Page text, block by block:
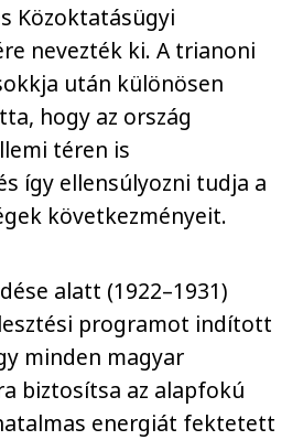
Közoktatásügyi
nevezték ki. A trianoni
után különösen
hogy az ország
téren is
így ellensúlyozni tudja a
következményeit.
alatt (1922–1931)
programot indított
minden magyar
biztosítsa az alapfokú
energiát fektetett